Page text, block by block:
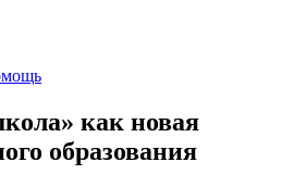
как новая
образования